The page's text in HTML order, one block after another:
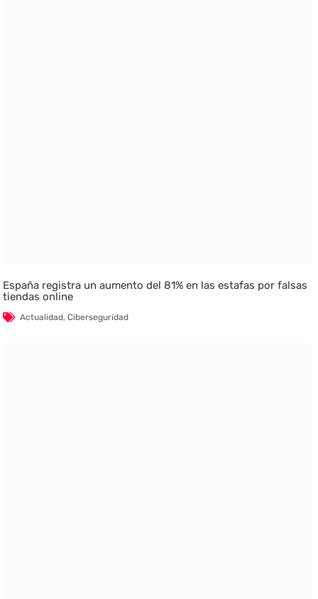
España registra un aumento del 81% en las estafas por falsas
tiendas online
Actualidad,Ciberseguridad